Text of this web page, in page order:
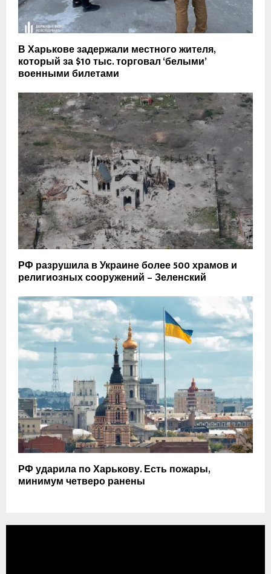
В Харькове задержали местного жителя,
который за $10 тыс. торговал ‘белыми’
военными билетами
РФ разрушила в Украине более 500 храмов и
религиозных сооружений – Зеленский
РФ ударила по Харькову. Есть пожары,
минимум четверо ранены